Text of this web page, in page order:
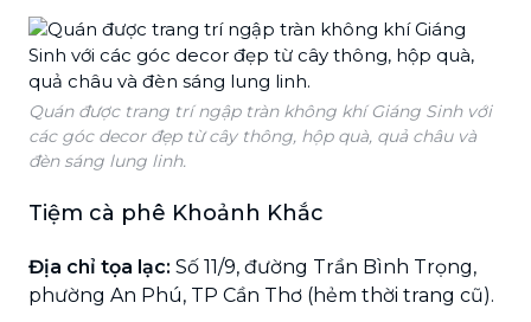
Quán được trang trí ngập tràn không khí Giáng Sinh với
các góc decor đẹp từ cây thông, hộp quà, quả châu và
đèn sáng lung linh.
Tiệm cà phê Khoảnh Khắc
Địa chỉ tọa lạc: Số 11/9, đường Trần Bình Trọng,
phường An Phú, TP Cần Thơ (hẻm thời trang cũ).